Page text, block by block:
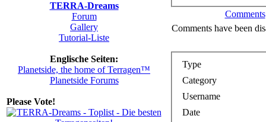
TERRA-Dreams
Forum
Gallery
Tutorial-Liste
Englische Seiten:
Planetside, the home of Terragen™
Planetside Forums
Please Vote!
Comments
Comments have been
Type
Category
Username
Date